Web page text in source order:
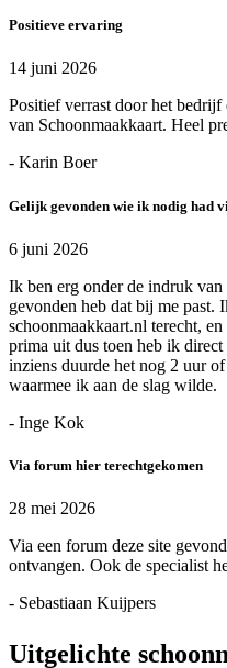
Positieve ervaring
14 juni 2026
Positief verrast door het
van Schoonmaakkaart. Heel
- Karin Boer
Gelijk gevonden wie ik nodig had
6 juni 2026
Ik ben erg onder de indruk
gevonden heb dat bij me past.
schoonmaakkaart.nl terecht,
prima uit dus toen heb ik
inziens duurde het nog 2 uur
waarmee ik aan de slag wilde.
- Inge Kok
Via forum hier terechtgekomen
28 mei 2026
Via een forum deze site
ontvangen. Ook de specialist
- Sebastiaan Kuijpers
Uitgelichte